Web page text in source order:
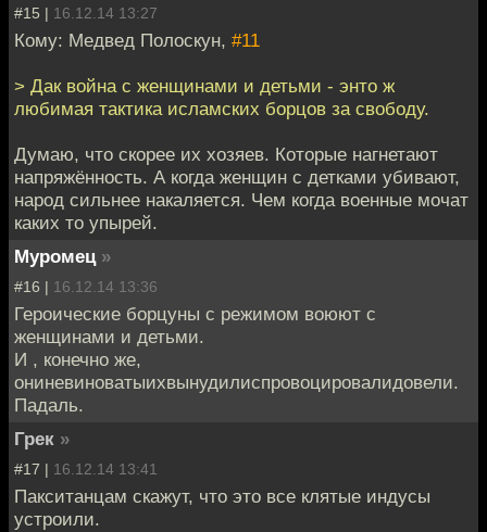
#15 | 16.12.14 13:27
Кому: Медвед Полоскун, #11
> Дак война с женщинами и детьми - энто ж
любимая тактика исламских борцов за свободу.
Думаю, что скорее их хозяев. Которые нагнетают
напряжённость. А когда женщин с детками убивают,
народ сильнее накаляется. Чем когда военные мочат
каких то упырей.
Муромец »
#16 | 16.12.14 13:36
Героические борцуны с режимом воюют с
женщинами и детьми.
И , конечно же,
ониневиноватыихвынудилиспровоцировалидовели.
Падаль.
Грек »
#17 | 16.12.14 13:41
Пакситанцам скажут, что это все клятые индусы
устроили.